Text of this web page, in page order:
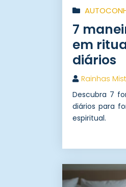
7
em
diários
Rainhas
Descubra 7
diários para
espiritual.